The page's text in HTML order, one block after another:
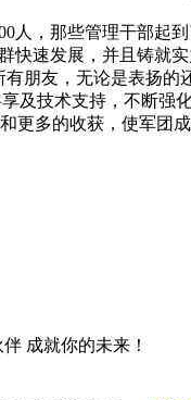
，那些管理干部起
快速发展，并且铸就
朋友，无论是表扬的
及技术支持，不断
更多的收获，使军团
成就你的未来！